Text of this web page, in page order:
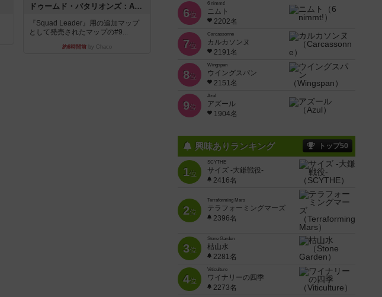
ドゥームド・バタリオンズ：ASLモジュール11
『Squad Leader』用の追加マップ
として発売されたマップの#9...
約6時間前 by Chaco
6位
6 nimmt!
ニムト
2202名
7位
Carcassonne
カルカソンヌ
2191名
8位
Wingspan
ウイングスパン
2151名
9位
Azul
アズール
1904名
興味ありランキング トップ50
1位
SCYTHE
サイズ -大鎌戦役-
2416名
2位
Terraforming Mars
テラフォーミングマーズ
2396名
3位
Stone Garden
枯山水
2281名
4位
Viticulture
ワイナリーの四季
2273名